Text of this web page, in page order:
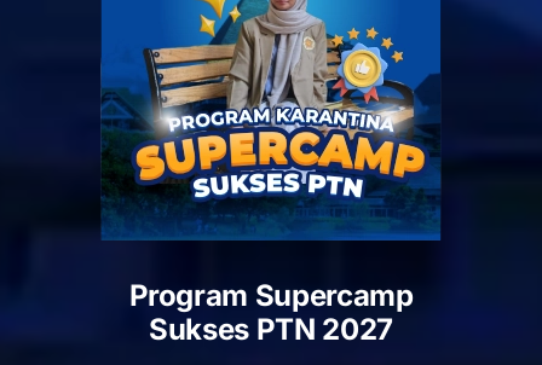
Program Supercamp
Sukses PTN 2027